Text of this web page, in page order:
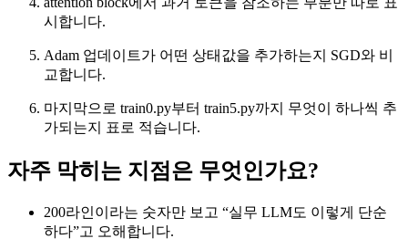
시합니다.
Adam 업데이트가 어떤 상태값을 추가하는지 SGD와 비
교합니다.
마지막으로 train0.py부터 train5.py까지 무엇이 하나씩 추
가되는지 표로 적습니다.
자주 막히는 지점은 무엇인가요?
200라인이라는 숫자만 보고 “실무 LLM도 이렇게 단순
하다”고 오해합니다.